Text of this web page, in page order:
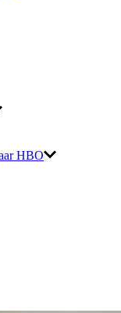
HBO